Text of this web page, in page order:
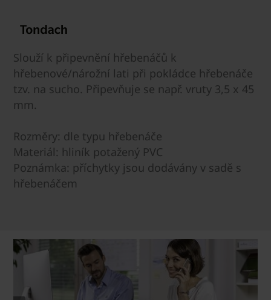
Slouží k připevnění hřebenáčů k
hřebenové/nárožní lati při pokládce hřebenáče
tzv. na sucho. Připevňuje se např. vruty 3,5 x 45
mm.
Rozměry: dle typu hřebenáče
Materiál: hliník potažený PVC
Poznámka: příchytky jsou dodávány v sadě s
hřebenáčem